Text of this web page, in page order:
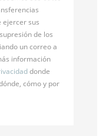
ejercer sus
de los
un correo a
información
donde
cómo y por